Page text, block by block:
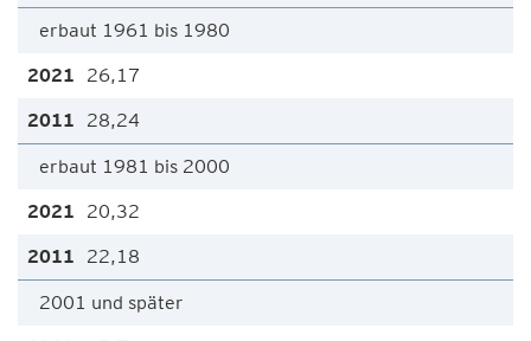
erbaut 1961 bis 1980
26,17
28,24
erbaut 1981 bis 2000
20,32
22,18
2001 und später